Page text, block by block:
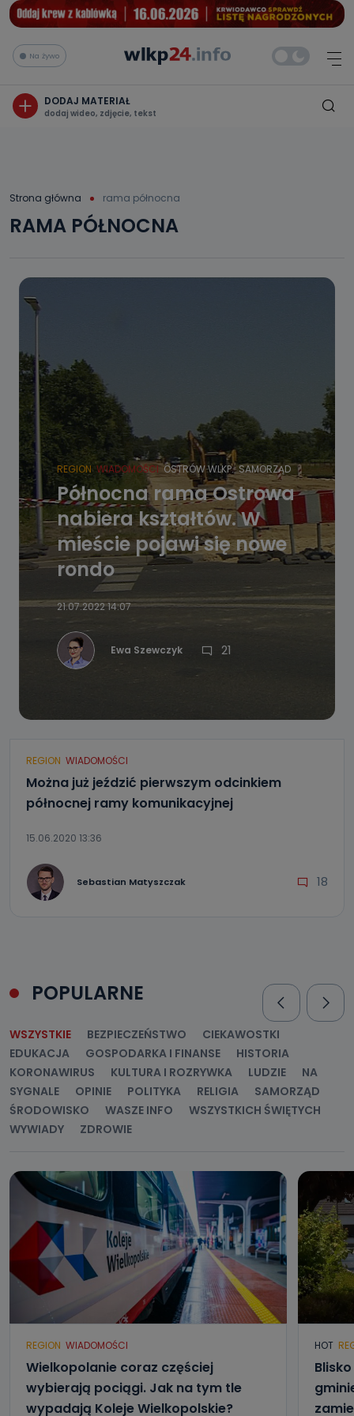
Na żywo
DODAJ MATERIAŁ
dodaj wideo, zdjęcie, tekst
Strona główna rama północna
RAMA PÓŁNOCNA
REGION WIADOMOŚCI OSTRÓW WLKP. SAMORZĄD
Północna rama Ostrowa
nabiera kształtów. W
mieście pojawi się nowe
rondo
21.07.2022 14:07
Ewa Szewczyk 21
REGION WIADOMOŚCI
Można już jeździć pierwszym odcinkiem
północnej ramy komunikacyjnej
15.06.2020 13:36
Sebastian Matyszczak 18
POPULARNE
WSZYSTKIE BEZPIECZEŃSTWO
CIEKAWOSTKI
EDUKACJA
GOSPODARKA I FINANSE
HISTORIA
KORONAWIRUS
KULTURA I ROZRYWKA LUDZIE
NA
SYGNALE
OPINIE POLITYKA RELIGIA
SAMORZĄD
ŚRODOWISKO
WASZE INFO
WSZYSTKICH ŚWIĘTYCH
WYWIADY
ZDROWIE
REGION WIADOMOŚCI
Wielkopolanie coraz częściej
wybierają pociągi. Jak na tym tle
wypadają Koleje Wielkopolskie?
HOT